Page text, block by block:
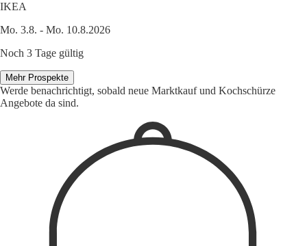
IKEA
Mo. 3.8. - Mo. 10.8.2026
Noch 3 Tage gültig
Mehr Prospekte
Werde benachrichtigt, sobald neue Marktkauf und Kochschürze
Angebote da sind.